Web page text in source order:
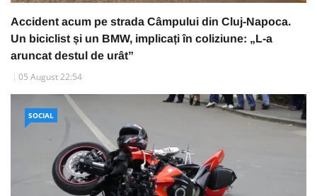
Accident acum pe strada Câmpului din Cluj-Napoca.
Un biciclist și un BMW, implicați în coliziune: „L-a
aruncat destul de urât”
05 August 22:54
SOCIAL